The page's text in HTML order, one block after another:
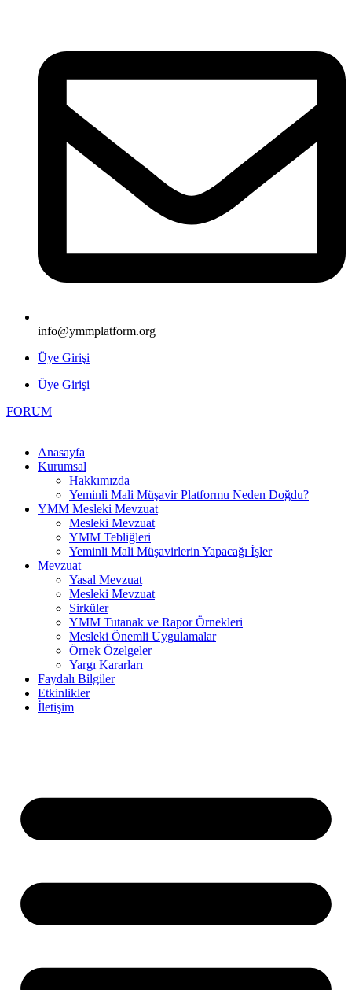
info@ymmplatform.org
Üye Girişi
Üye Girişi
FORUM
Anasayfa
Kurumsal
Hakkımızda
Yeminli Mali Müşavir Platformu Neden Doğdu?
YMM Mesleki Mevzuat
Mesleki Mevzuat
YMM Tebliğleri
Yeminli Mali Müşavirlerin Yapacağı İşler
Mevzuat
Yasal Mevzuat
Mesleki Mevzuat
Sirküler
YMM Tutanak ve Rapor Örnekleri
Mesleki Önemli Uygulamalar
Örnek Özelgeler
Yargı Kararları
Faydalı Bilgiler
Etkinlikler
İletişim